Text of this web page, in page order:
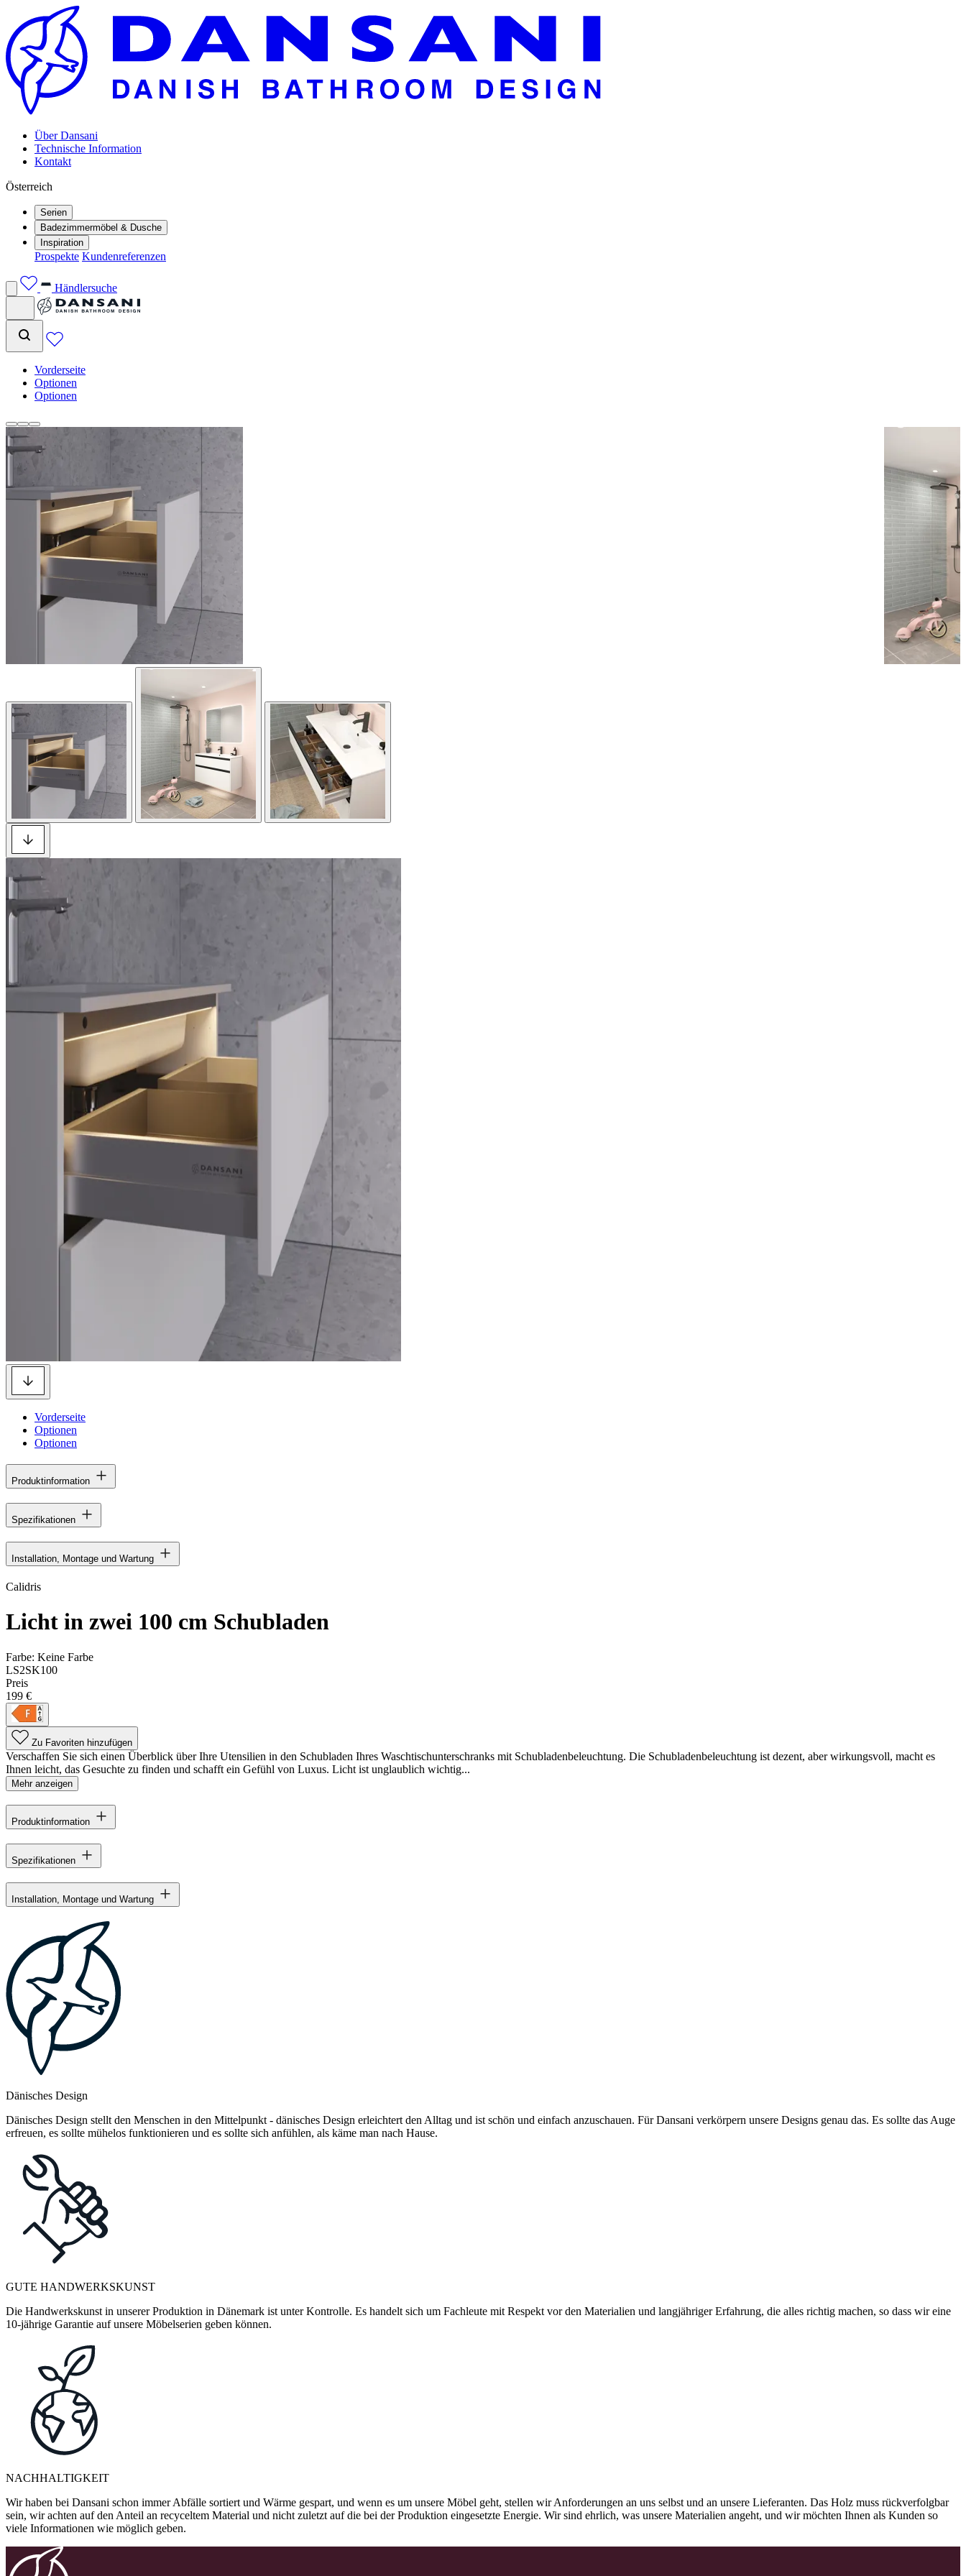
Über Dansani
Technische Information
Kontakt
Österreich
Serien
Badezimmermöbel & Dusche
Inspiration
Prospekte Kundenreferenzen
Händlersuche
Vorderseite
Optionen
Optionen
Vorderseite
Optionen
Optionen
Produktinformation
Spezifikationen
Installation, Montage und Wartung
Calidris
Licht in zwei 100 cm Schubladen
Farbe: Keine Farbe
LS2SK100
Preis
199 €
Zu Favoriten hinzufügen
Verschaffen Sie sich einen Überblick über Ihre Utensilien in den Schubladen Ihres Waschtischunterschranks mit Schubladenbeleuchtung. Die Schubladenbeleuchtung ist dezent, aber wirkungsvoll, macht es
Ihnen leicht, das Gesuchte zu finden und schafft ein Gefühl von Luxus. Licht ist unglaublich wichtig...
Mehr anzeigen
Produktinformation
Spezifikationen
Installation, Montage und Wartung
Dänisches Design
Dänisches Design stellt den Menschen in den Mittelpunkt - dänisches Design erleichtert den Alltag und ist schön und einfach anzuschauen. Für Dansani verkörpern unsere Designs genau das. Es sollte das Auge
erfreuen, es sollte mühelos funktionieren und es sollte sich anfühlen, als käme man nach Hause.
GUTE HANDWERKSKUNST
Die Handwerkskunst in unserer Produktion in Dänemark ist unter Kontrolle. Es handelt sich um Fachleute mit Respekt vor den Materialien und langjähriger Erfahrung, die alles richtig machen, so dass wir eine
10-jährige Garantie auf unsere Möbelserien geben können.
NACHHALTIGKEIT
Wir haben bei Dansani schon immer Abfälle sortiert und Wärme gespart, und wenn es um unsere Möbel geht, stellen wir Anforderungen an uns selbst und an unsere Lieferanten. Das Holz muss rückverfolgbar
sein, wir achten auf den Anteil an recyceltem Material und nicht zuletzt auf die bei der Produktion eingesetzte Energie. Wir sind ehrlich, was unsere Materialien angeht, und wir möchten Ihnen als Kunden so
viele Informationen wie möglich geben.